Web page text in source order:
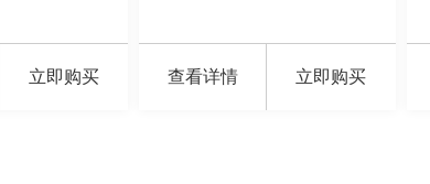
立即购买 查看详情 立即购买